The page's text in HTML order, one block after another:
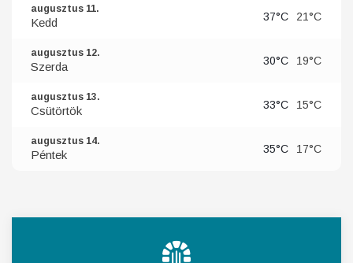
augusztus 11.
Kedd 37°C 21°C
augusztus 12.
Szerda 30°C 19°C
augusztus 13.
Csütörtök 33°C 15°C
augusztus 14.
Péntek 35°C 17°C